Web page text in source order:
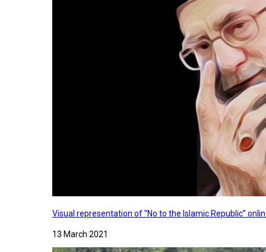
Visual representation of "No to the Islamic Republic”
13 March 2021